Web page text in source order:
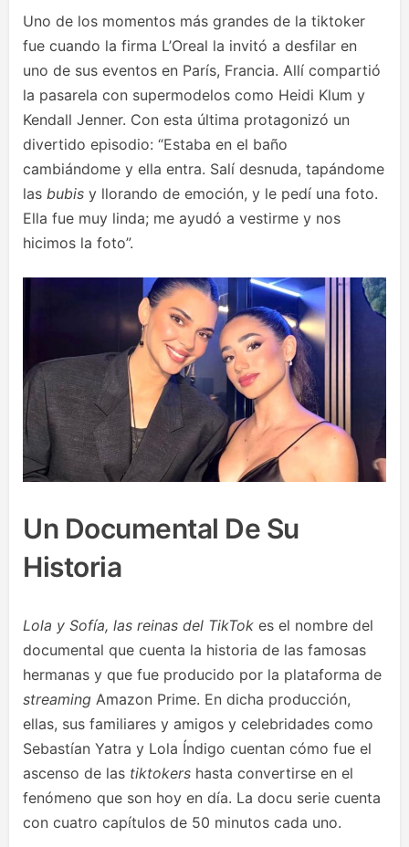
Uno de los momentos más grandes de la tiktoker
fue cuando la firma L’Oreal la invitó a desfilar en
uno de sus eventos en París, Francia. Allí compartió
la pasarela con supermodelos como Heidi Klum y
Kendall Jenner. Con esta última protagonizó un
divertido episodio: “Estaba en el baño
cambiándome y ella entra. Salí desnuda, tapándome
las bubis y llorando de emoción, y le pedí una foto.
Ella fue muy linda; me ayudó a vestirme y nos
hicimos la foto”.
Un Documental De Su
Historia
Lola y Sofía, las reinas del TikTok es el nombre del
documental que cuenta la historia de las famosas
hermanas y que fue producido por la plataforma de
streaming Amazon Prime. En dicha producción,
ellas, sus familiares y amigos y celebridades como
Sebastían Yatra y Lola Índigo cuentan cómo fue el
ascenso de las tiktokers hasta convertirse en el
fenómeno que son hoy en día. La docu serie cuenta
con cuatro capítulos de 50 minutos cada uno.